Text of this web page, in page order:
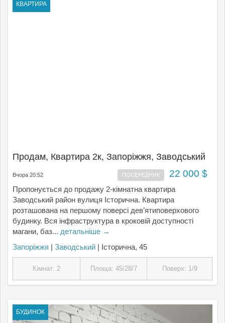
КВАРТИРА
Продам, Квартира 2к, Запоріжжя, Заводський
Вчора 20:52 ПОСЕРЕДНИК 22 000 $
Пропонується до продажу 2-кімнатна квартира
Заводський район вулиця Історична. Квартира
розташована на першому поверсі дев’ятиповерхового
будинку. Вся інфраструктура в кроковій доступності
магани, баз... детальніше →
Запоріжжя | Заводський | Історична, 45
Кімнат: 2 Площа: 45/28/7 Поверх: 1/9
БУДИНОК